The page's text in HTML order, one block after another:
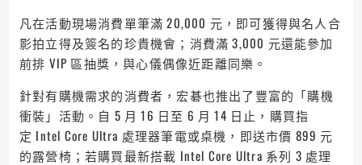
凡在活動現場消費單筆滿 20,000 元，即可獲得與名人合
影拍立得及簽名的珍貴機會；消費滿 3,000 元還能參加
前排 VIP 區抽獎，與心儀偶像近距離同樂。
針對有購機需求的消費者，宏碁也推出了豐富的「購機
衝裝」活動。自 5 月 16 日至 6 月 14 日止，購買指
定 Intel Core Ultra 處理器筆電或桌機，即送市價 899 元
的露營椅；若購買最新搭載 Intel Core Ultra 系列 3 處理